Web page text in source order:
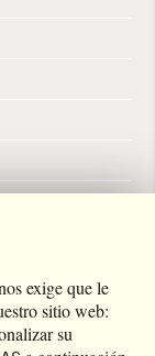
exige que le
sitio web:
su